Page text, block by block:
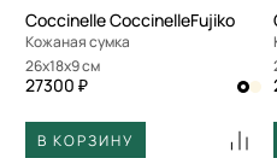
Coccinelle CoccinelleFujiko
Кожаная сумка
26x18x9 см
27300 ₽
В КОРЗИНУ